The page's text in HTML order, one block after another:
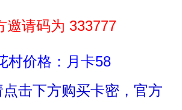
邀请码为 333777
村价格：月卡58
击下方购买卡密，官方